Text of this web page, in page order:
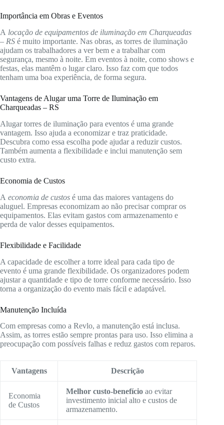
Importância em Obras e Eventos
A locação de equipamentos de iluminação em Charqueadas
– RS é muito importante. Nas obras, as torres de iluminação
ajudam os trabalhadores a ver bem e a trabalhar com
segurança, mesmo à noite. Em eventos à noite, como shows e
festas, elas mantêm o lugar claro. Isso faz com que todos
tenham uma boa experiência, de forma segura.
Vantagens de Alugar uma Torre de Iluminação em
Charqueadas – RS
Alugar torres de iluminação para eventos é uma grande
vantagem. Isso ajuda a economizar e traz praticidade.
Descubra como essa escolha pode ajudar a reduzir custos.
Também aumenta a flexibilidade e inclui manutenção sem
custo extra.
Economia de Custos
A economia de custos é uma das maiores vantagens do
aluguel. Empresas economizam ao não precisar comprar os
equipamentos. Elas evitam gastos com armazenamento e
perda de valor desses equipamentos.
Flexibilidade e Facilidade
A capacidade de escolher a torre ideal para cada tipo de
evento é uma grande flexibilidade. Os organizadores podem
ajustar a quantidade e tipo de torre conforme necessário. Isso
torna a organização do evento mais fácil e adaptável.
Manutenção Incluída
Com empresas como a Revlo, a manutenção está inclusa.
Assim, as torres estão sempre prontas para uso. Isso elimina a
preocupação com possíveis falhas e reduz gastos com reparos.
Vantagens Descrição
Economia
de Custos
Melhor custo-benefício ao evitar
investimento inicial alto e custos de
armazenamento.